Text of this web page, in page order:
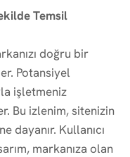
Temsil
doğru bir
Potansiyel
işletmeniz
Bu izlenim, sitenizin
dayanır. Kullanıcı
markanıza olan